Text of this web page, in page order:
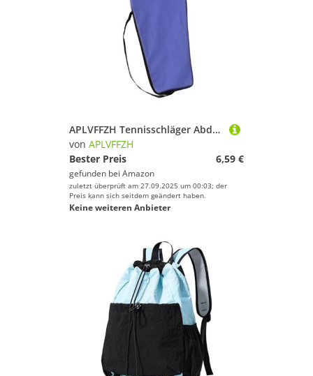
Griffband von APLVFFZH
APLVFFZH Tennisschläger Abdeckungstasche, Tennisschlägertasche für Spieler, Erwachsene, Anfänger
von APLVFFZH
Bester Preis
6,59 €
gefunden bei Amazon
zuletzt überprüft am 27.09.2025 um 00:03; der
Preis kann sich seitdem geändert haben.
Keine weiteren Anbieter